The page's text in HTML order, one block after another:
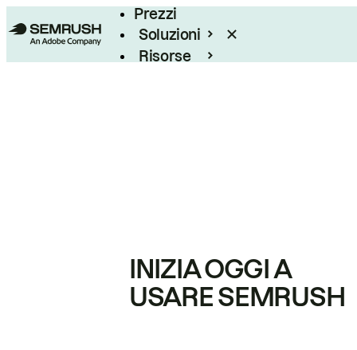
Prezzi
Soluzioni
Risorse
INIZIA OGGI A
USARE SEMRUSH